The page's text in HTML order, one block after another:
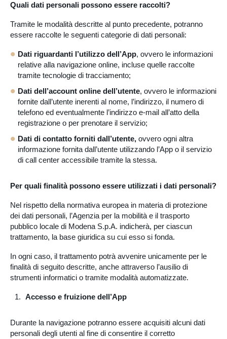
Quali dati personali possono essere raccolti?
Tramite le modalità descritte al punto precedente, potranno
essere raccolte le seguenti categorie di dati personali:
Dati riguardanti l’utilizzo dell’App, ovvero le informazioni
relative alla navigazione online, incluse quelle raccolte
tramite tecnologie di tracciamento;
Dati dell’account online dell’utente, ovvero le informazioni
fornite dall’utente inerenti al nome, l’indirizzo, il numero di
telefono ed eventualmente l’indirizzo e-mail all’atto della
registrazione o per prenotare il servizio;
Dati di contatto forniti dall’utente, ovvero ogni altra
informazione fornita dall’utente utilizzando l’App o il servizio
di call center accessibile tramite la stessa.
Per quali finalità possono essere utilizzati i dati personali?
Nel rispetto della normativa europea in materia di protezione
dei dati personali, l’Agenzia per la mobilità e il trasporto
pubblico locale di Modena S.p.A. indicherà, per ciascun
trattamento, la base giuridica su cui esso si fonda.
In ogni caso, il trattamento potrà avvenire unicamente per le
finalità di seguito descritte, anche attraverso l’ausilio di
strumenti informatici o tramite modalità automatizzate.
Accesso e fruizione dell’App
Durante la navigazione potranno essere acquisiti alcuni dati
personali degli utenti al fine di consentire il corretto